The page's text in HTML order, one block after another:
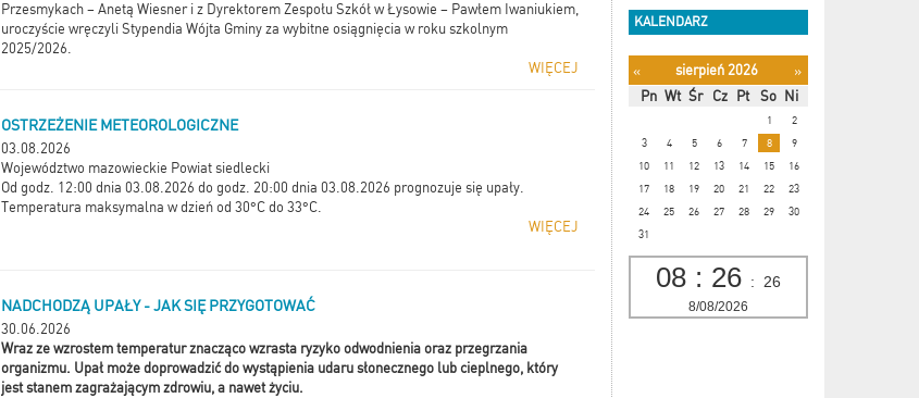
Przesmykach – Anetą Wiesner i z Dyrektorem Zespołu Szkół w Łysowie – Pawłem Iwaniukiem,
uroczyście wręczyli Stypendia Wójta Gminy za wybitne osiągnięcia w roku szkolnym
2025/2026.
WIĘCEJ
OSTRZEŻENIE METEOROLOGICZNE
03.08.2026
Województwo mazowieckie Powiat siedlecki
Od godz. 12:00 dnia 03.08.2026 do godz. 20:00 dnia 03.08.2026 prognozuje się upały.
Temperatura maksymalna w dzień od 30°C do 33°C.
WIĘCEJ
NADCHODZĄ UPAŁY - JAK SIĘ PRZYGOTOWAĆ
30.06.2026
Wraz ze wzrostem temperatur znacząco wzrasta ryzyko odwodnienia oraz przegrzania
organizmu. Upał może doprowadzić do wystąpienia udaru słonecznego lub cieplnego, który
jest stanem zagrażającym zdrowiu, a nawet życiu.
KALENDARZ
« sierpień 2026
»
Pn Wt Śr Cz Pt So Ni
1
2
3
4 5 6 7 8
9
10
11 12 13 14 15
16
17
18 19 20 21 22
23
24
25 26 27 28 29
30
31
08 : 26 : 26
8/08/2026